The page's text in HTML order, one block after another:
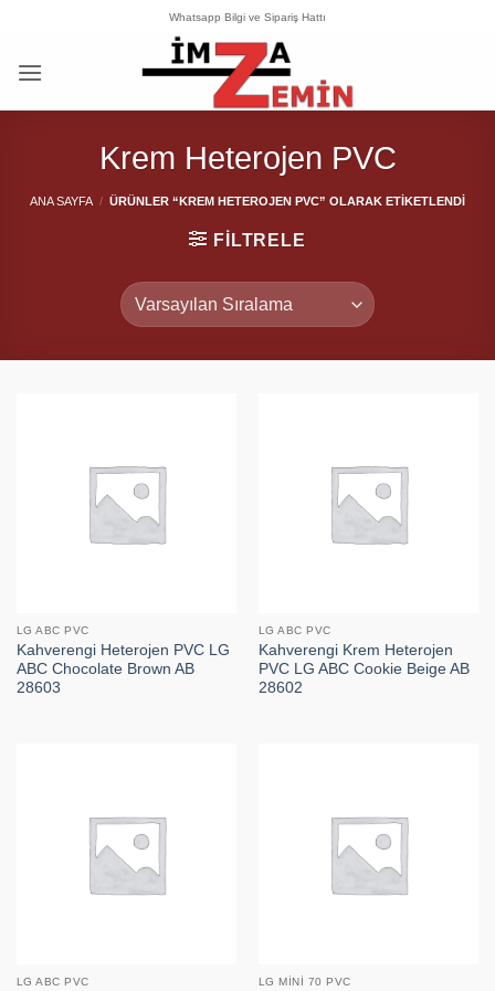
Whatsapp Bilgi ve Sipariş Hattı
Krem Heterojen PVC
ANA SAYFA / ÜRÜNLER “KREM HETEROJEN PVC” OLARAK ETIKETLENDI
FILTRELE
LG ABC PVC
Kahverengi Heterojen PVC LG
ABC Chocolate Brown AB
28603
LG ABC PVC
Kahverengi Krem Heterojen
PVC LG ABC Cookie Beige AB
28602
LG ABC PVC LG MINI 70 PVC